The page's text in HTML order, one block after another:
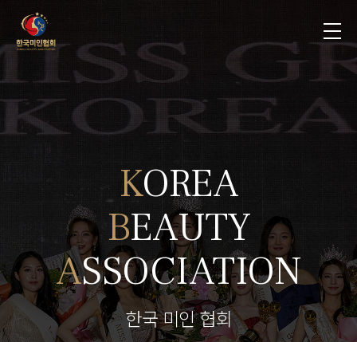
KOREA
BEAUTY
ASSOCIATION
한국 미인 협회